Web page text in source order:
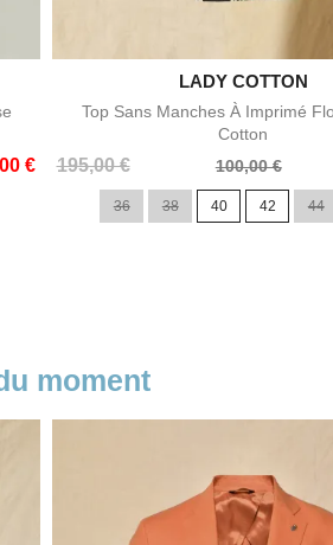
€
Aperçu rapide
LADY COTTON
Top Sans Manches À Imprimé
Cotton
195,00 €
Prix
100,00 €
Prix
36 38 40 42 44
moment